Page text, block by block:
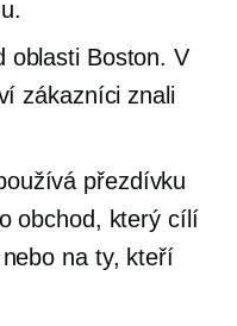
oblasti Boston. V
zákazníci znali
přezdívku
obchod, který cílí
na ty, kteří